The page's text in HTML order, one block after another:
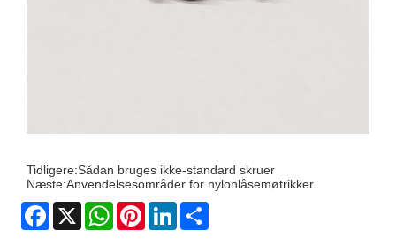
Tidligere:Sådan bruges ikke-standard skruer
Næste:Anvendelsesområder for nylonlåsemøtrikker
Facebook
X WhatsAppPinterestLinkedIn